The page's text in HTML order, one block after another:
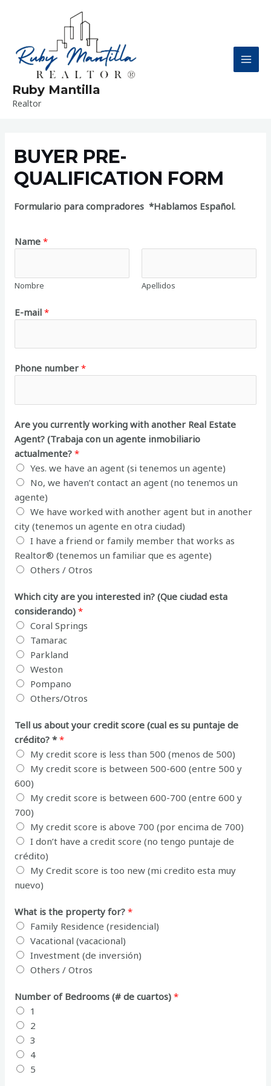
Ruby Mantilla
Realtor
BUYER PRE-
QUALIFICATION FORM
Formulario para compradores *Hablamos Español.
Name*
Nombre Apellidos
E-mail*
Phone number*
Are you currently working with another Real Estate
Agent? (Trabaja con un agente inmobiliario
actualmente?*
Yes. we have an agent (si tenemos un agente)
No, we haven’t contact an agent (no tenemos un
agente)
We have worked with another agent but in another
city (tenemos un agente en otra ciudad)
I have a friend or family member that works as
Realtor® (tenemos un familiar que es agente)
Others / Otros
Which city are you interested in? (Que ciudad esta
considerando)*
Coral Springs
Tamarac
Parkland
Weston
Pompano
Others/Otros
Tell us about your credit score (cual es su puntaje de
crédito? **
My credit score is less than 500 (menos de 500)
My credit score is between 500-600 (entre 500 y
600)
My credit score is between 600-700 (entre 600 y
700)
My credit score is above 700 (por encima de 700)
I don’t have a credit score (no tengo puntaje de
crédito)
My Credit score is too new (mi credito esta muy
nuevo)
What is the property for?*
Family Residence (residencial)
Vacational (vacacional)
Investment (de inversión)
Others / Otros
Number of Bedrooms (# de cuartos)*
1
2
3
4
5